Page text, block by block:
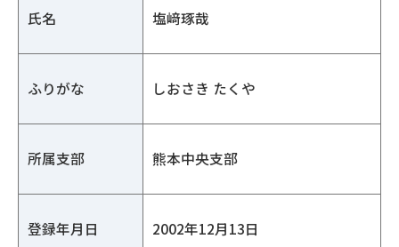
氏名 塩﨑琢哉
ふりがな しおさき たくや
所属支部 熊本中央支部
登録年月日 2002年12月13日